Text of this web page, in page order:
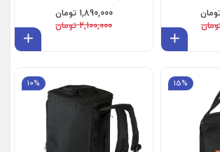
1,890,000 تومان
2,100,000 تومان
15%
10%